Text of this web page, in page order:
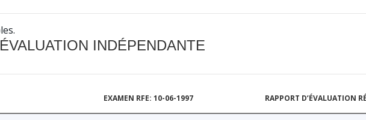
INDÉPENDANTE
EXAMEN RFE: 10-06-1997 RAPPORT D’ÉVALUATION